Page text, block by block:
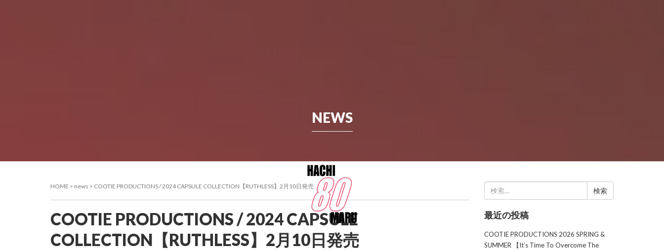
ABOUT
NEWS
HOME > news > COOTIE PRODUCTIONS / 2024 CAPSULE COLLECTION【RUTHLESS】2月10日発売
COOTIE PRODUCTIONS / 2024 CAPSULE
COLLECTION【RUTHLESS】2月10日発売
索:
最近の投稿
COOTIE PRODUCTIONS 2026 SPRING &
SUMMER 【It’s Time To Overcome The